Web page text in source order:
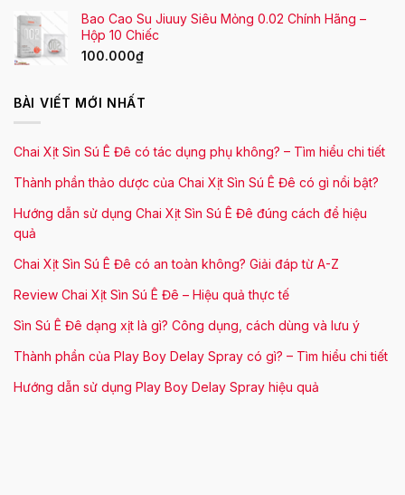
Bao Cao Su Jiuuy Siêu Mỏng 0.02 Chính Hãng –
Hộp 10 Chiếc
100.000₫
BÀI VIẾT MỚI NHẤT
Chai Xịt Sìn Sú Ê Đê có tác dụng phụ không? – Tìm hiểu chi tiết
Thành phần thảo dược của Chai Xịt Sìn Sú Ê Đê có gì nổi bật?
Hướng dẫn sử dụng Chai Xịt Sìn Sú Ê Đê đúng cách để hiệu
quả
Chai Xịt Sìn Sú Ê Đê có an toàn không? Giải đáp từ A-Z
Review Chai Xịt Sìn Sú Ê Đê – Hiệu quả thực tế
Sìn Sú Ê Đê dạng xịt là gì? Công dụng, cách dùng và lưu ý
Thành phần của Play Boy Delay Spray có gì? – Tìm hiểu chi tiết
Hướng dẫn sử dụng Play Boy Delay Spray hiệu quả